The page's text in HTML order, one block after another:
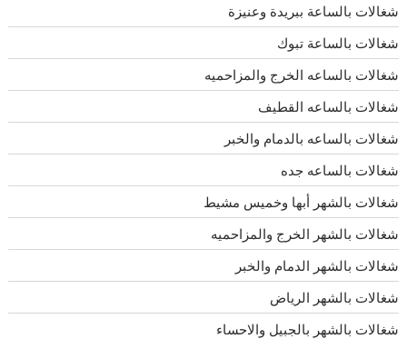
شغالات بالساعة ببريدة وعنيزة
شغالات بالساعة تبوك
شغالات بالساعه الخرج والمزاحميه
شغالات بالساعه القطيف
شغالات بالساعه بالدمام والخبر
شغالات بالساعه جده
شغالات بالشهر أبها وخميس مشيط
شغالات بالشهر الخرج والمزاحميه
شغالات بالشهر الدمام والخبر
شغالات بالشهر الرياض
شغالات بالشهر بالجبيل والاحساء